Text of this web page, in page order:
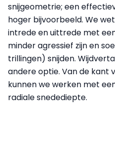
snijgeometrie; een
hoger bijvoorbeeld. We
intrede en uittrede met
minder agressief zijn en
trillingen) snijden.
andere optie. Van de kant
kunnen we werken met
radiale snedediepte.